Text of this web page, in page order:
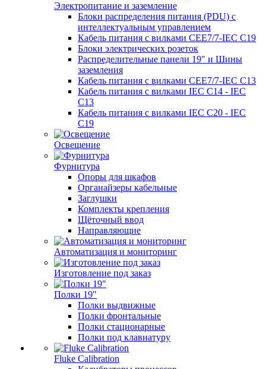
Электропитание и заземление
Блоки распределения питания (PDU) с
интеллектуальным управлением
Кабель питания с вилками CEE7/7-IEC C19
Блоки электрических розеток
Распределительные панели 19" и Шины
заземления
Кабель питания с вилками CEE7/7-IEC C13
Кабель питания с вилками IEC C14 - IEC
C13
Кабель питания с вилками IEC C20 - IEC
C19
Освещение
Фурнитура
Опоры для шкафов
Органайзеры кабельные
Заглушки
Комплекты крепления
Щёточный ввод
Направляющие
Автоматизация и мониторинг
Изготовление под заказ
Полки 19"
Полки выдвижные
Полки фронтальные
Полки стационарные
Полки под клавиатуру
Fluke Calibration